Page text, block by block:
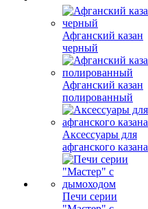
Афганский казан
черный
Афганский казан
полированный
Аксессуары для
афганского казана
Печи серии